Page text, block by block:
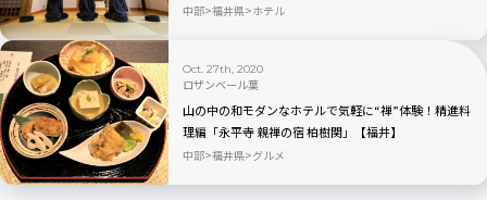
中部 福井県 ホテル
Oct. 27th, 2020
ロザンベール葉
山の中の和モダンなホテルで気軽に“禅”体験！精進料
理編「永平寺 親禅の宿 柏樹関」【福井】
中部 福井県 グルメ